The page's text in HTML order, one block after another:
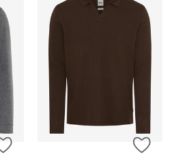
ZUR WUNSCHLISTE HINZUFÜGEN
ZUR